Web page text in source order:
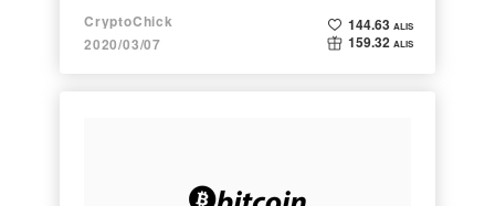
CryptoChick
2020/03/07
144.63 ALIS
159.32 ALIS